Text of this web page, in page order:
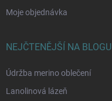
Moje objednávka
NEJČTENĚJŠÍ NA BLOGU
Údržba merino oblečení
Lanolinová lázeň